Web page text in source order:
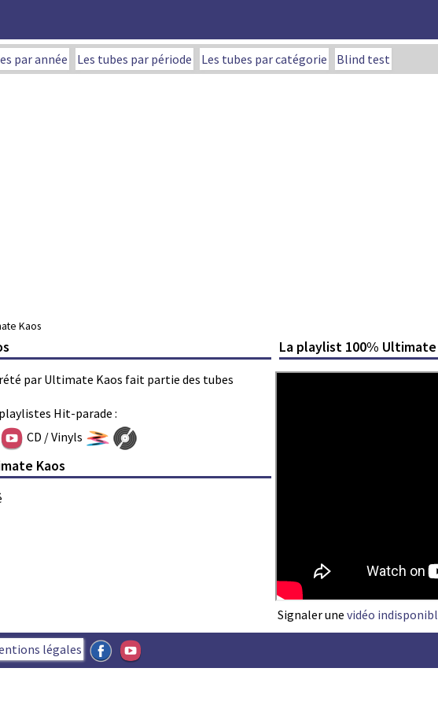
par année Les tubes par période Les tubes par catégorie Blind test
Kaos
par Ultimate Kaos fait partie des tubes
Hit-parade :
La playlist 100% Ultimate
Signaler une vidéo
CD / Vinyls
Kaos
légales